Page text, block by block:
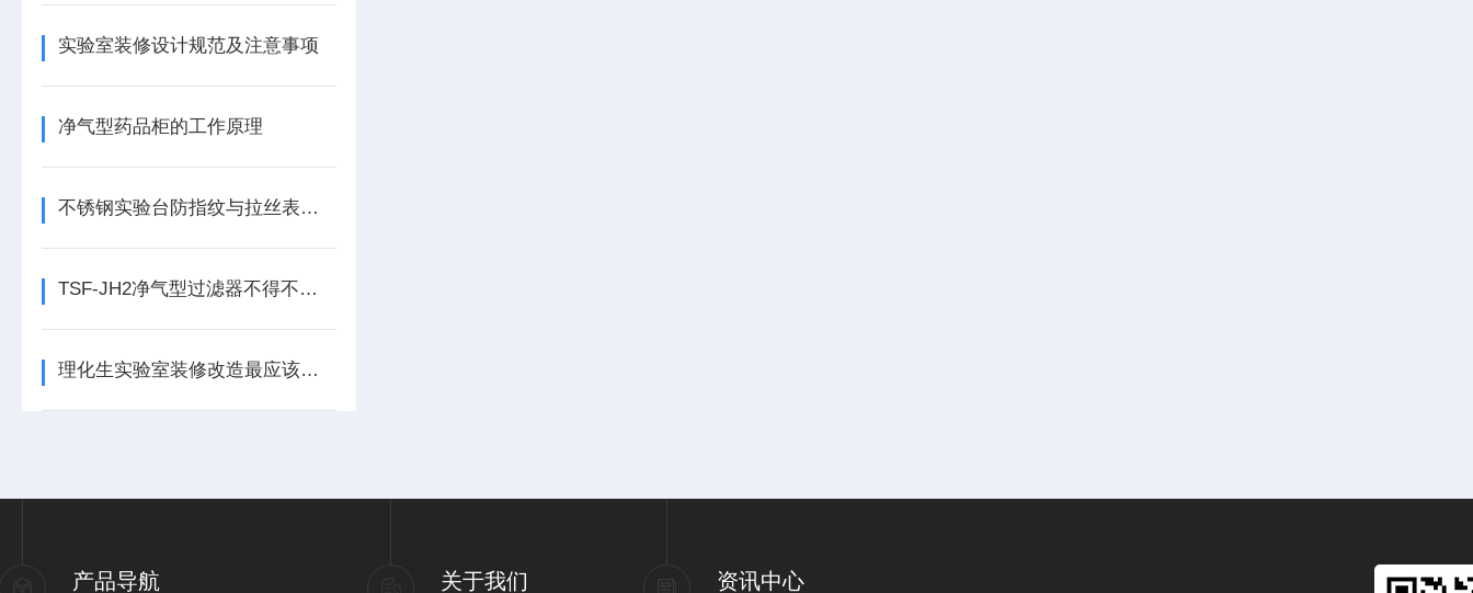
实验室装修设计规范及注意事项
净气型药品柜的工作原理
不锈钢实验台防指纹与拉丝表面处理技术：美观与实用的平衡
TSF-JH2净气型过滤器不得不说的几个优势
理化生实验室装修改造最应该注意的事项
产品导航 关于我们 资讯中心